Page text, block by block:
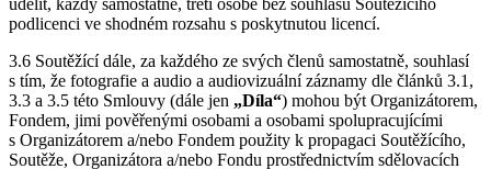
podlicenci ve shodném rozsahu s poskytnutou licencí.
3.6 Soutěžící dále, za každého ze svých členů samostatně, souhlasí
s tím, že fotografie a audio a audiovizuální záznamy dle článků 3.1,
3.3 a 3.5 této Smlouvy (dále jen „Díla“) mohou být Organizátorem,
Fondem, jimi pověřenými osobami a osobami spolupracujícími
s Organizátorem a/nebo Fondem použity k propagaci Soutěžícího,
Soutěže, Organizátora a/nebo Fondu prostřednictvím sdělovacích